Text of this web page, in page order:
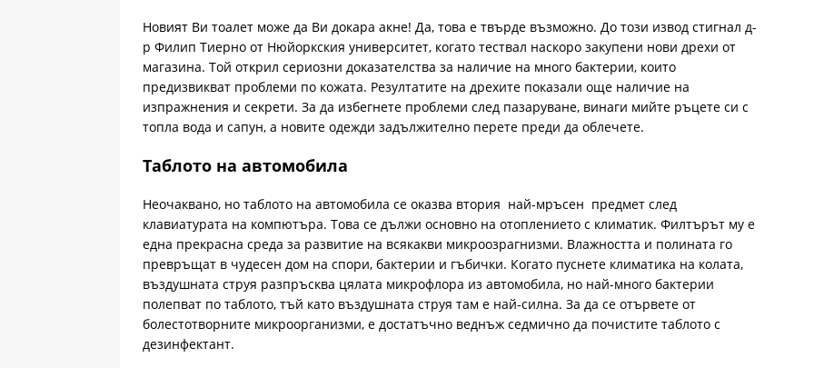
Новият Ви тоалет може да Ви докара акне! Да, това е твърде възможно. До този извод стигнал д-
р Филип Тиерно от Нюйоркския университет, когато тествал наскоро закупени нови дрехи от
магазина. Той открил сериозни доказателства за наличие на много бактерии, които
предизвикват проблеми по кожата. Резултатите на дрехите показали още наличие на
изпражнения и секрети. За да избегнете проблеми след пазаруване, винаги мийте ръцете си с
топла вода и сапун, а новите одежди задължително перете преди да облечете.
Таблото на автомобила
Неочаквано, но таблото на автомобила се оказва втория най-мръсен предмет след
клавиатурата на компютъра. Това се дължи основно на отоплението с климатик. Филтърът му е
една прекрасна среда за развитие на всякакви микроозрагнизми. Влажността и полината го
превръщат в чудесен дом на спори, бактерии и гъбички. Когато пуснете климатика на колата,
въздушната струя разпръсква цялата микрофлора из автомобила, но най-много бактерии
полепват по таблото, тъй като въздушната струя там е най-силна. За да се отървете от
болестотворните микроорганизми, е достатъчно веднъж седмично да почистите таблото с
дезинфектант.